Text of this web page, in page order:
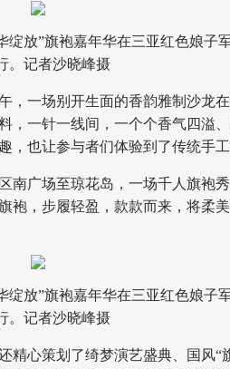
放”旗袍嘉年华在三亚红色娘子
。记者沙晓峰摄
一场别开生面的香韵雅制沙龙
，一针一线间，一个个香气四溢
，也让参与者们体验到了传统手工
广场至琼花岛，一场千人旗袍秀
袍，步履轻盈，款款而来，将柔
放”旗袍嘉年华在三亚红色娘子
。记者沙晓峰摄
心策划了绮梦演艺盛典、国风“